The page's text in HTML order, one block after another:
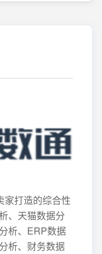
家打造的综合性
、天猫数据分
析、ERP数据
析、财务数据